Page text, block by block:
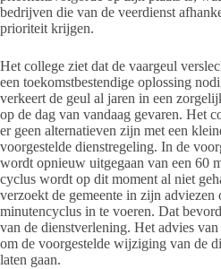
bedrijven die van de veerdienst
prioriteit krijgen.
Het college ziet dat de vaargeul
een toekomstbestendige oplossing
verkeert de geul al jaren in een
op de dag van vandaag gevaren. Het
er geen alternatieven zijn met een
voorgestelde dienstregeling. In de
wordt opnieuw uitgegaan van een 60
cyclus wordt op dit moment al niet
verzoekt de gemeente in zijn adviezen
minutencyclus in te voeren. Dat
van de dienstverlening. Het advies
om de voorgestelde wijziging van de
laten gaan.